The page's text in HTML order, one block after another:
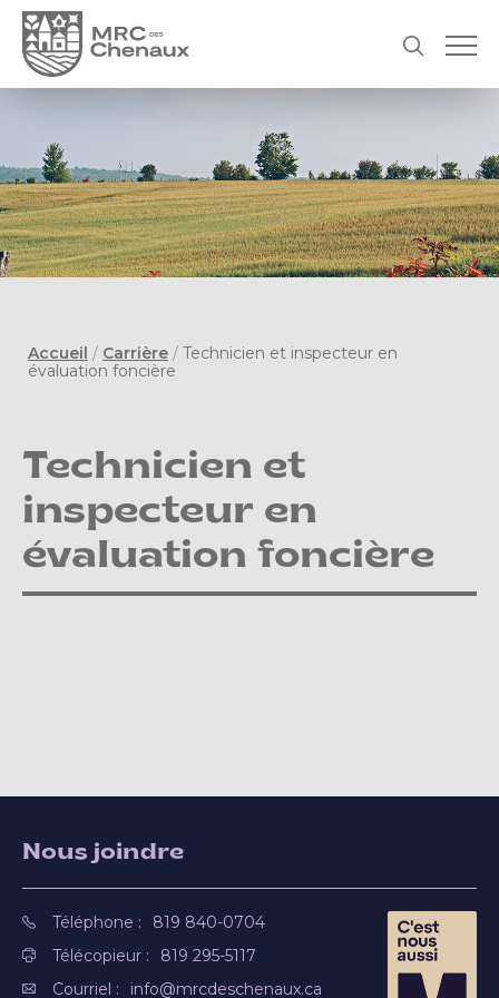
Accueil / Carrière / Technicien et inspecteur en
évaluation foncière
Technicien et
inspecteur en
évaluation foncière
Nous joindre
Téléphone :
819 840-0704
Télécopieur :
819 295-5117
Courriel :
info@mrcdeschenaux.ca